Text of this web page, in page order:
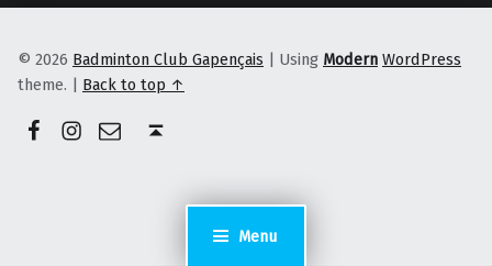
Menu
© 2026 Badminton Club Gapençais | Using Modern WordPress
theme. | Back to top ↑